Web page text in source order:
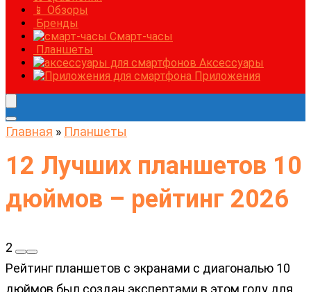
📱 Обзоры
Бренды
Смарт-часы
Планшеты
Аксессуары
Приложения
Главная » Планшеты
12 Лучших планшетов 10
дюймов – рейтинг 2026
2
Рейтинг планшетов с экранами с диагональю 10
дюймов был создан экспертами в этом году для